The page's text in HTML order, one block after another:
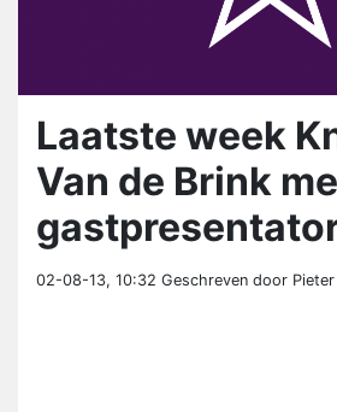
Laatste week
Van de Brink
02-08-13, 10:32 Geschreven door